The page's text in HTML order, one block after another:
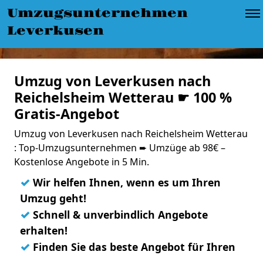
Umzugsunternehmen
Leverkusen
Umzug von Leverkusen nach
Reichelsheim Wetterau ☛ 100 %
Gratis-Angebot
Umzug von Leverkusen nach Reichelsheim Wetterau
: Top-Umzugsunternehmen ➨ Umzüge ab 98€ –
Kostenlose Angebote in 5 Min.
✓ Wir helfen Ihnen, wenn es um Ihren
Umzug geht!
✓ Schnell & unverbindlich Angebote
erhalten!
✓ Finden Sie das beste Angebot für Ihren